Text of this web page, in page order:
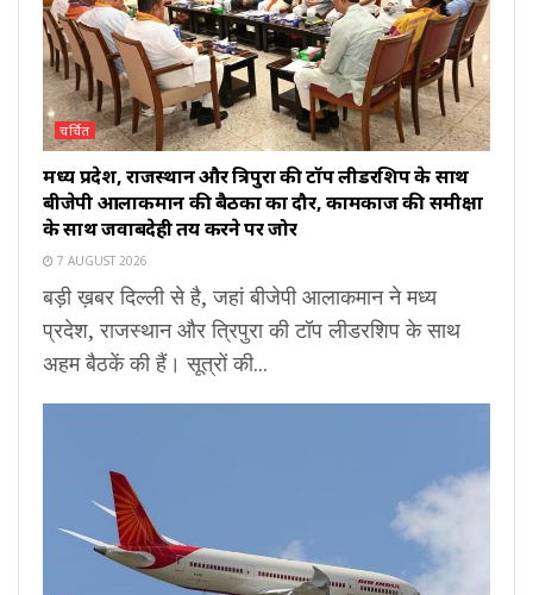
चर्चित
मध्य प्रदेश, राजस्थान और त्रिपुरा की टॉप लीडरशिप के साथ
बीजेपी आलाकमान की बैठकों का दौर, कामकाज की समीक्षा
के साथ जवाबदेही तय करने पर जोर
7 AUGUST 2026
बड़ी ख़बर दिल्ली से है, जहां बीजेपी आलाकमान ने मध्य
प्रदेश, राजस्थान और त्रिपुरा की टॉप लीडरशिप के साथ
अहम बैठकें की हैं। सूत्रों की...